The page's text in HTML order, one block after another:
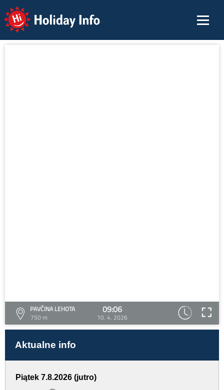
Holiday Info
PAVČINA LEHOTA
750 m
09:06
10. 4. 2026
Aktualne info
Piątek 7.8.2026 (jutro)